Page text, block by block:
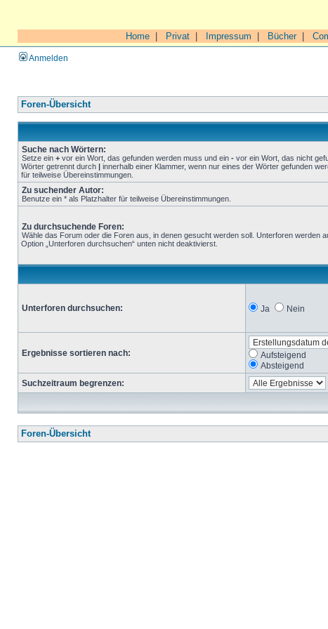
Home Privat Impressum Bücher|
Anmelden
Foren-Übersicht
Suche nach Wörtern:
Setze ein + vor ein Wort, das gefunden werden muss und ein - vor ein Wort, das nicht
Wörter getrennt durch | innerhalb einer Klammer, wenn nur eines der Wörter gefunden
für teilweise Übereinstimmungen.
Zu suchender Autor:
Benutze ein * als Platzhalter für teilweise Übereinstimmungen.
Zu durchsuchende Foren:
Wähle das Forum oder die Foren aus, in denen gesucht werden soll. Unterforen werden
Option „Unterforen durchsuchen“ unten nicht deaktivierst.
Unterforen durchsuchen: Ja Nein
Ergebnisse sortieren nach:
Aufsteigend
Absteigend
Suchzeitraum begrenzen:
Foren-Übersicht